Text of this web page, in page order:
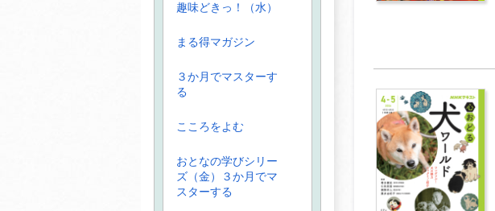
趣味どきっ！（水）
まる得マガジン
３か月でマスターす
る
こころをよむ
おとなの学びシリー
ズ（金）３か月でマ
スターする